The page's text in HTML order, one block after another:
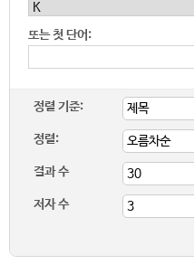
또는 첫 단어:
정렬 기준:
정렬:
결과 수
저자 수